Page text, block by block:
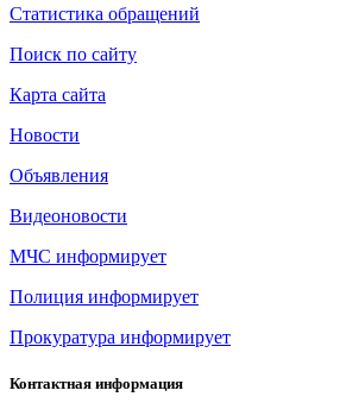
Статистика обращений
Поиск по сайту
Карта сайта
Новости
Объявления
Видеоновости
МЧС информирует
Полиция информирует
Прокуратура информирует
Контактная информация